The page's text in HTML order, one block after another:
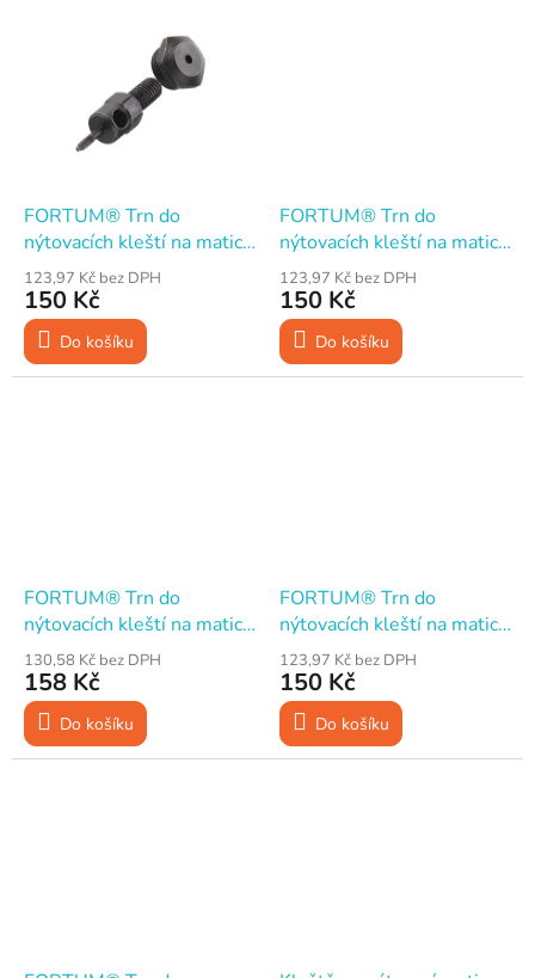
FORTUM® Trn do
nýtovacích kleští na matice
M3
123,97 Kč bez DPH
150 Kč
Do košíku
FORTUM® Trn do
nýtovacích kleští na matice
M4
123,97 Kč bez DPH
150 Kč
Do košíku
FORTUM® Trn do
nýtovacích kleští na matice
M5
130,58 Kč bez DPH
158 Kč
Do košíku
FORTUM® Trn do
nýtovacích kleští na matice
M6
123,97 Kč bez DPH
150 Kč
Do košíku